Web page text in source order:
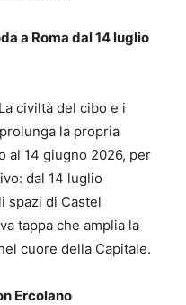
a Roma dal 14 luglio
civiltà del cibo e i
la propria
al 14 giugno 2026, per
dal 14 luglio
spazi di Castel
tappa che amplia la
cuore della Capitale.
Ercolano